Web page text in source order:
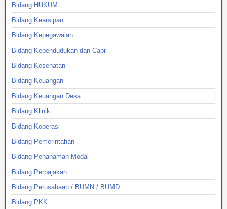
Bidang HUKUM
Bidang Kearsipan
Bidang Kepegawaian
Bidang Kependudukan dan Capil
Bidang Kesehatan
Bidang Keuangan
Bidang Keuangan Desa
Bidang Klinik
Bidang Koperasi
Bidang Pemerintahan
Bidang Penanaman Modal
Bidang Perpajakan
Bidang Perusahaan / BUMN / BUMD
Bidang PKK